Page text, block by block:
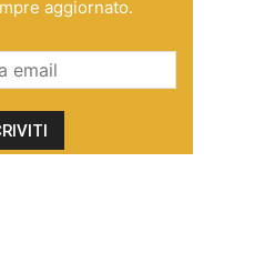
aggiornato.